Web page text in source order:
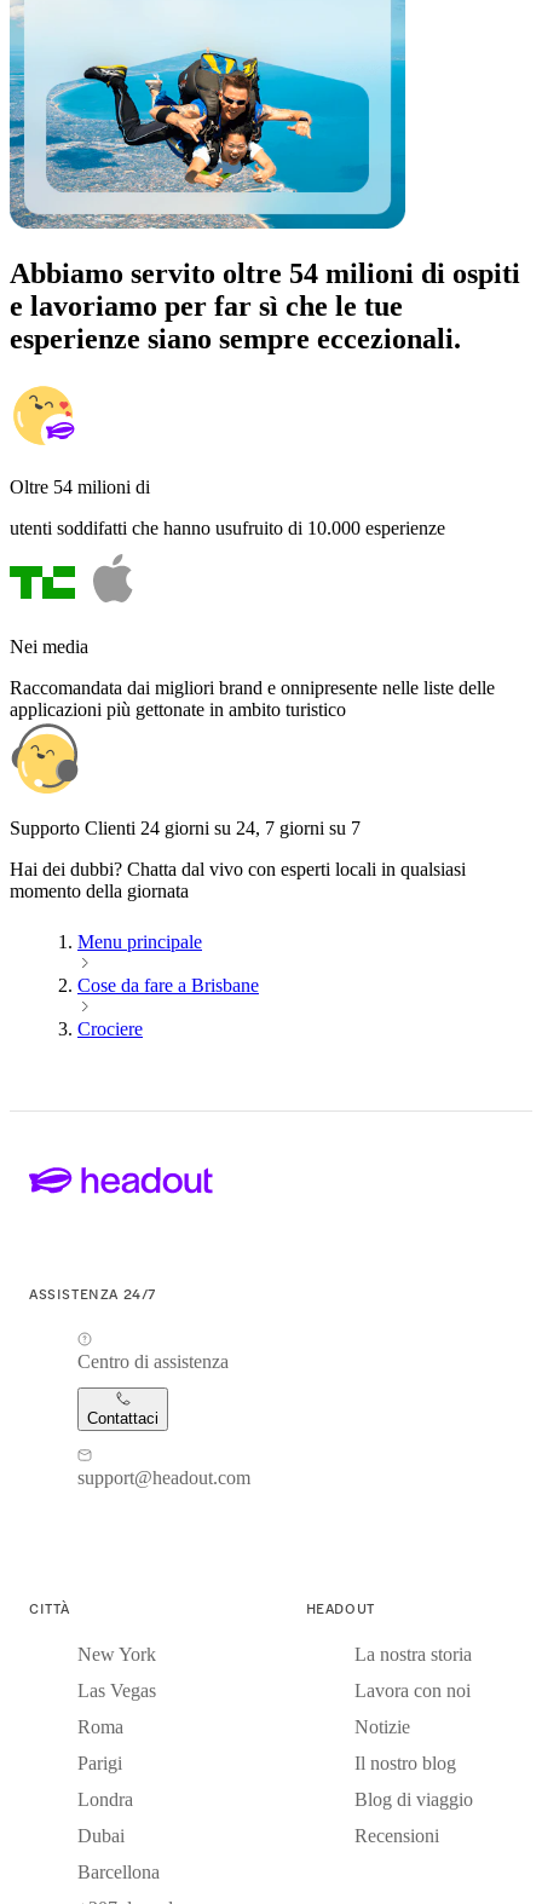
Abbiamo servito oltre 54 milioni di ospiti
e lavoriamo per far sì che le tue
esperienze siano sempre eccezionali.
Oltre 54 milioni di
utenti soddifatti che hanno usufruito di 10.000 esperienze
Nei media
Raccomandata dai migliori brand e onnipresente nelle liste delle
applicazioni più gettonate in ambito turistico
Supporto Clienti 24 giorni su 24, 7 giorni su 7
Hai dei dubbi? Chatta dal vivo con esperti locali in qualsiasi
momento della giornata
Menu principale
Cose da fare a Brisbane
Crociere
ASSISTENZA 24/7
Centro di assistenza
Contattaci
support@headout.com
CITTÀ
New York
Las Vegas
Roma
Parigi
Londra
Dubai
Barcellona
HEADOUT
La nostra storia
Lavora con noi
Notizie
Il nostro blog
Blog di viaggio
Recensioni